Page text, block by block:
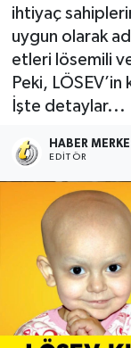
ihtiyaç
uygun olarak
etleri lösemili
Peki,
İşte detaylar...
HABER
EDITÖR